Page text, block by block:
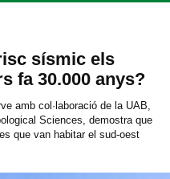
sísmic els
fa 30.000 anys?
amb col·laboració de la UAB,
Sciences, demostra que
que van habitar el sud-oest